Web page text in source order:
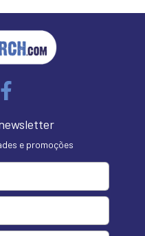
e promoções